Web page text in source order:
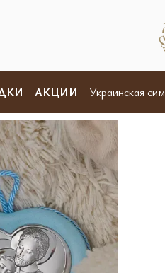
АКЦИИ Украинская